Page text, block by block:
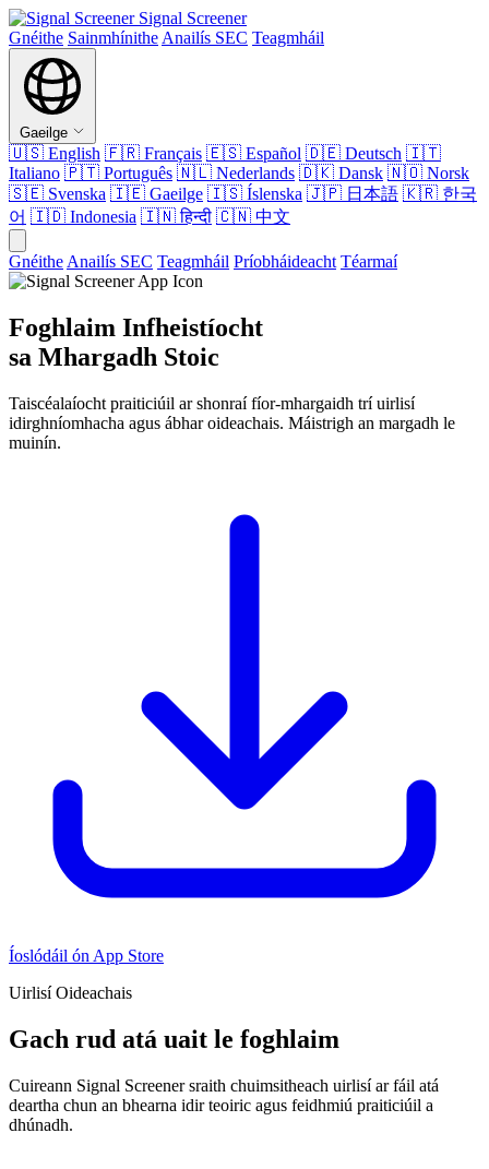
Signal Screener
Gnéithe Sainmhínithe Anailís SEC Teagmháil
Gaeilge
🇺🇸 English 🇫🇷 Français 🇪🇸 Español 🇩🇪 Deutsch 🇮🇹
Italiano 🇵🇹 Português 🇳🇱 Nederlands 🇩🇰 Dansk 🇳🇴 Norsk
🇸🇪 Svenska 🇮🇪 Gaeilge 🇮🇸 Íslenska 🇯🇵 日本語 🇰🇷 한국
어 🇮🇩 Indonesia 🇮🇳हिन्दी 🇨🇳 中文
Gnéithe Anailís SEC Teagmháil Príobháideacht Téarmaí
Foghlaim Infheistíocht
sa Mhargadh Stoic
Taiscéalaíocht praiticiúil ar shonraí fíor-mhargaidh trí uirlisí
idirghníomhacha agus ábhar oideachais. Máistrigh an margadh le
muinín.
Íoslódáil ón App Store
Uirlisí Oideachais
Gach rud atá uait le foghlaim
Cuireann Signal Screener sraith chuimsitheach uirlisí ar fáil atá
deartha chun an bhearna idir teoiric agus feidhmiú praiticiúil a
dhúnadh.